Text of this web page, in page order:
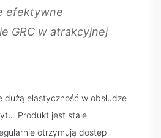
efektywne
GRC w atrakcyjnej
dużą elastyczność w obsłudze
Produkt jest stale
otrzymują dostęp